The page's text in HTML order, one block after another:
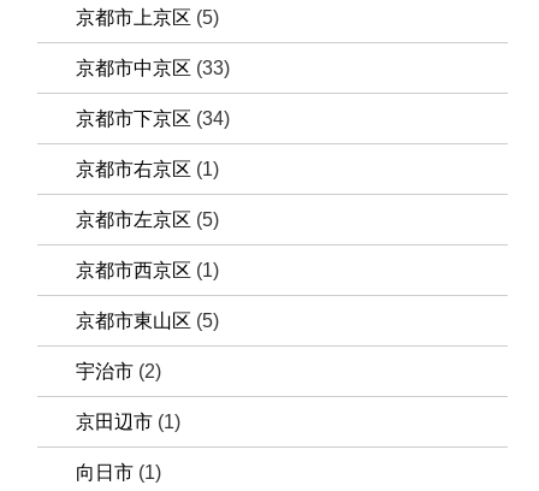
京都市上京区 (5)
京都市中京区 (33)
京都市下京区 (34)
京都市右京区 (1)
京都市左京区 (5)
京都市西京区 (1)
京都市東山区 (5)
宇治市 (2)
京田辺市 (1)
向日市 (1)